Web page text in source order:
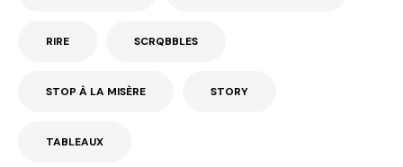
RIRE SCRQBBLES
STOP À LA MISÈRE STORY
TABLEAUX